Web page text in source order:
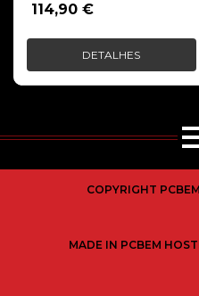
114,90 €
DETALHES
COPYRIGHT
MADE IN PCBEM